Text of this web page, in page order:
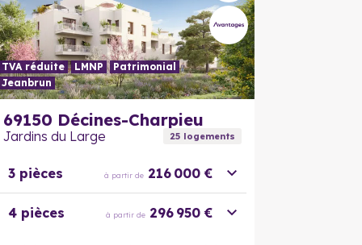
TVA réduite LMNP
Patrimonial
Jeanbrun
69150 Décines-Charpieu
Jardins du Large 25logements
3 pièces à partir de 216 000 €
4 pièces à partir de 296 950 €